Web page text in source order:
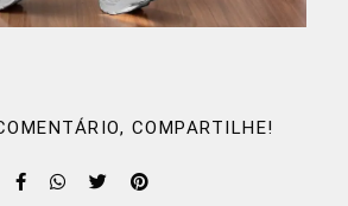
COMPARTILHE!